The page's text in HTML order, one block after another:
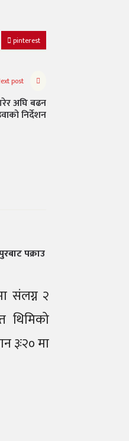
pinterest
post
अघि बढन
निर्देशन
पक्राउ
संलग्न २
थिमिको
३ः२० मा